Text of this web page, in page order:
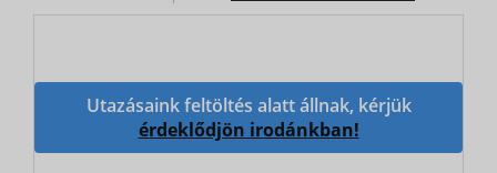
Utazásaink feltöltés alatt állnak, kérjük
érdeklődjön irodánkban!